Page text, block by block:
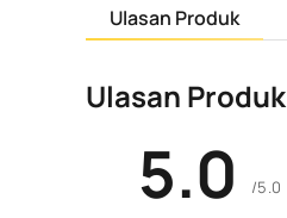
Ulasan Produk
Ulasan Produk
5.0 /5.0